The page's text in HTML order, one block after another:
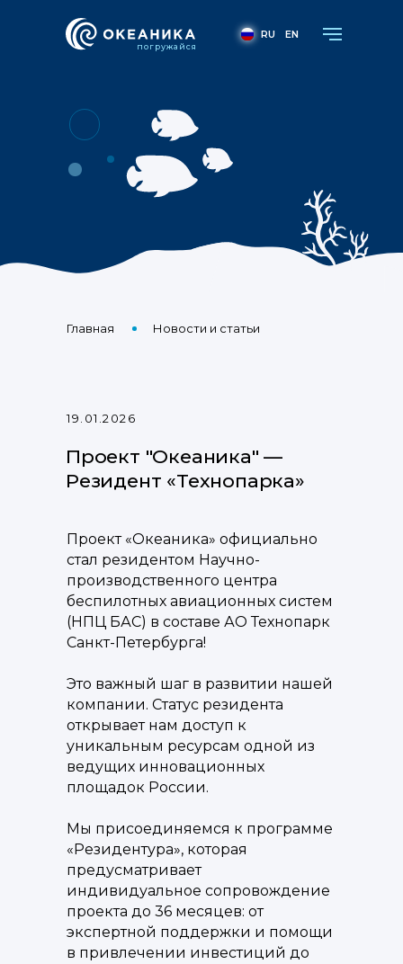
погружайся
RU EN
Главная Новости и статьи
Проект
Проект "Океаника" —
Резидент «Технопарка»
19.01.2026
Проект «Океаника» официально
стал резидентом Научно-
производственного центра
беспилотных авиационных систем
(НПЦ БАС) в составе АО Технопарк
Санкт-Петербурга!
Это важный шаг в развитии нашей
компании. Статус резидента
открывает нам доступ к
уникальным ресурсам одной из
ведущих инновационных
площадок России.
Мы присоединяемся к программе
«Резидентура», которая
предусматривает
индивидуальное сопровождение
проекта до 36 месяцев: от
экспертной поддержки и помощи
в привлечении инвестиций до